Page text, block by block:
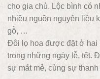
cho gia chủ. Lộc bình có
nhiều nguồn nguyên liệu
gỗ, …
Đôi lọ hoa được đặt ở hai
trong những ngày lễ, tết.
sự mát mẻ, cùng sự